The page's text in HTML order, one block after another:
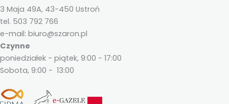
3 Maja 49A, 43-450 Ustroń
tel. 503 792 766
e-mail: biuro@szaron.pl
Czynne
poniedziałek - piątek, 9:00 - 17:00
Sobota, 9:00 - 13:00